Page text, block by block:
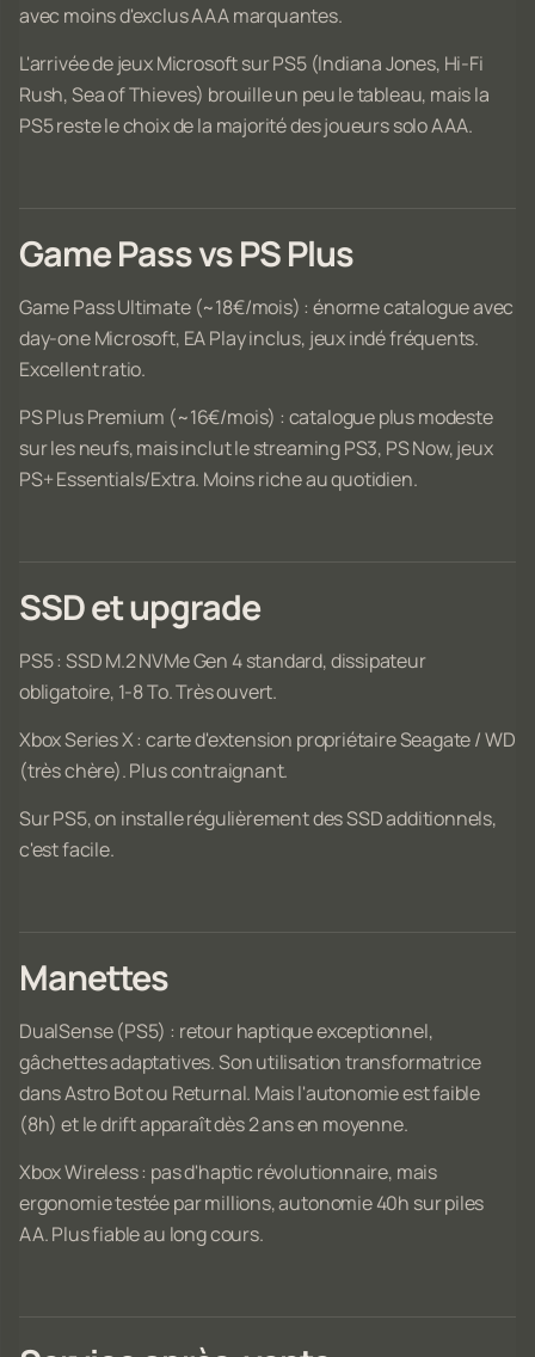
avec moins d'exclus AAA marquantes.
L'arrivée de jeux Microsoft sur PS5 (Indiana Jones, Hi-Fi
Rush, Sea of Thieves) brouille un peu le tableau, mais la
PS5 reste le choix de la majorité des joueurs solo AAA.
Game Pass vs PS Plus
Game Pass Ultimate (~18€/mois) : énorme catalogue avec
day-one Microsoft, EA Play inclus, jeux indé fréquents.
Excellent ratio.
PS Plus Premium (~16€/mois) : catalogue plus modeste
sur les neufs, mais inclut le streaming PS3, PS Now, jeux
PS+ Essentials/Extra. Moins riche au quotidien.
SSD et upgrade
PS5 : SSD M.2 NVMe Gen 4 standard, dissipateur
obligatoire, 1-8 To. Très ouvert.
Xbox Series X : carte d'extension propriétaire Seagate / WD
(très chère). Plus contraignant.
Sur PS5, on installe régulièrement des SSD additionnels,
c'est facile.
Manettes
DualSense (PS5) : retour haptique exceptionnel,
gâchettes adaptatives. Son utilisation transformatrice
dans Astro Bot ou Returnal. Mais l'autonomie est faible
(8h) et le drift apparaît dès 2 ans en moyenne.
Xbox Wireless : pas d'haptic révolutionnaire, mais
ergonomie testée par millions, autonomie 40h sur piles
AA. Plus fiable au long cours.